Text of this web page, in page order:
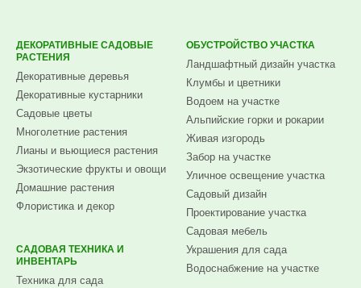
ДЕКОРАТИВНЫЕ САДОВЫЕ
РАСТЕНИЯ
Декоративные деревья
Декоративные кустарники
Садовые цветы
Многолетние растения
Лианы и вьющиеся растения
Экзотические фрукты и овощи
Домашние растения
Флористика и декор
САДОВАЯ ТЕХНИКА И
ИНВЕНТАРЬ
Техника для сада
ОБУСТРОЙСТВО УЧАСТКА
Ландшафтный дизайн участка
Клумбы и цветники
Водоем на участке
Альпийские горки и рокарии
Живая изгородь
Забор на участке
Уличное освещение участка
Садовый дизайн
Проектирование участка
Садовая мебель
Украшения для сада
Водоснабжение на участке